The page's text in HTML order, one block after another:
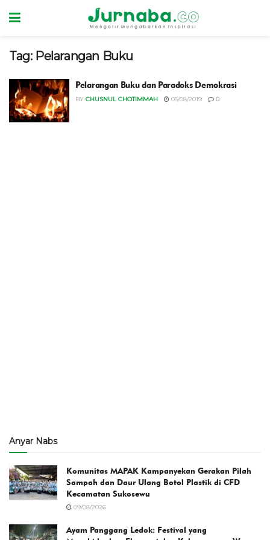
Tag: Pelarangan Buku
Pelarangan Buku dan Paradoks Demokrasi
BY CHUSNUL CHOTIMMAH 05/08/2019 0
Anyar Nabs
Komunitas MAPAK Kampanyekan Gerakan Pilah
Sampah dan Daur Ulang Botol Plastik di CFD
Kecamatan Sukosewu
09/08/2026
Ayam Panggang Ledok: Festival yang